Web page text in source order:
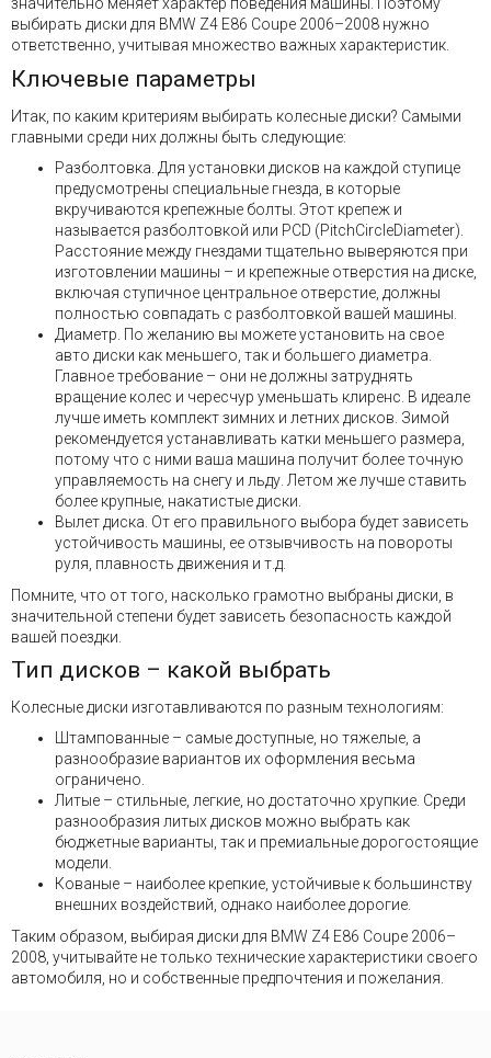
значительно меняет характер поведения машины. Поэтому
выбирать диски для BMW Z4 E86 Coupe 2006–2008 нужно
ответственно, учитывая множество важных характеристик.
Ключевые параметры
Итак, по каким критериям выбирать колесные диски? Самыми
главными среди них должны быть следующие:
Разболтовка. Для установки дисков на каждой ступице
предусмотрены специальные гнезда, в которые
вкручиваются крепежные болты. Этот крепеж и
называется разболтовкой или PCD (PitchCircleDiameter).
Расстояние между гнездами тщательно выверяются при
изготовлении машины – и крепежные отверстия на диске,
включая ступичное центральное отверстие, должны
полностью совпадать с разболтовкой вашей машины.
Диаметр. По желанию вы можете установить на свое
авто диски как меньшего, так и большего диаметра.
Главное требование – они не должны затруднять
вращение колес и чересчур уменьшать клиренс. В идеале
лучше иметь комплект зимних и летних дисков. Зимой
рекомендуется устанавливать катки меньшего размера,
потому что с ними ваша машина получит более точную
управляемость на снегу и льду. Летом же лучше ставить
более крупные, накатистые диски.
Вылет диска. От его правильного выбора будет зависеть
устойчивость машины, ее отзывчивость на повороты
руля, плавность движения и т.д.
Помните, что от того, насколько грамотно выбраны диски, в
значительной степени будет зависеть безопасность каждой
вашей поездки.
Тип дисков – какой выбрать
Колесные диски изготавливаются по разным технологиям:
Штампованные – самые доступные, но тяжелые, а
разнообразие вариантов их оформления весьма
ограничено.
Литые – стильные, легкие, но достаточно хрупкие. Среди
разнообразия литых дисков можно выбрать как
бюджетные варианты, так и премиальные дорогостоящие
модели.
Кованые – наиболее крепкие, устойчивые к большинству
внешних воздействий, однако наиболее дорогие.
Таким образом, выбирая диски для BMW Z4 E86 Coupe 2006–
2008, учитывайте не только технические характеристики своего
автомобиля, но и собственные предпочтения и пожелания.